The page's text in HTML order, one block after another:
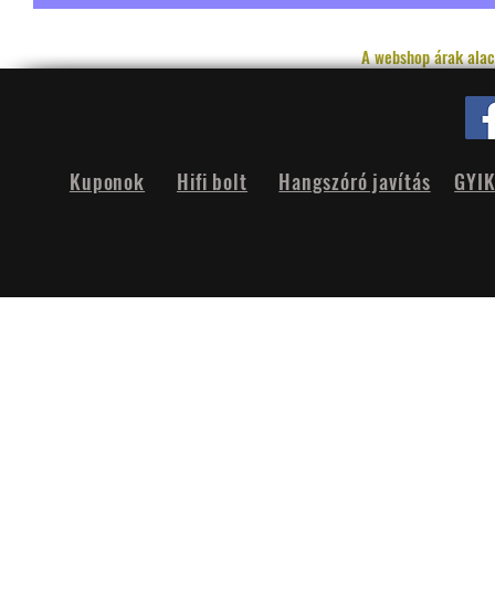
A webshop árak
Hifi bolt
Kuponok Hangszóró javítás GYIK